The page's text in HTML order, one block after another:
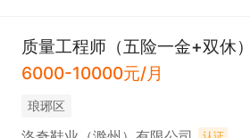
质量工程师（五险一金+双休）
6000-10000元/月
琅琊区